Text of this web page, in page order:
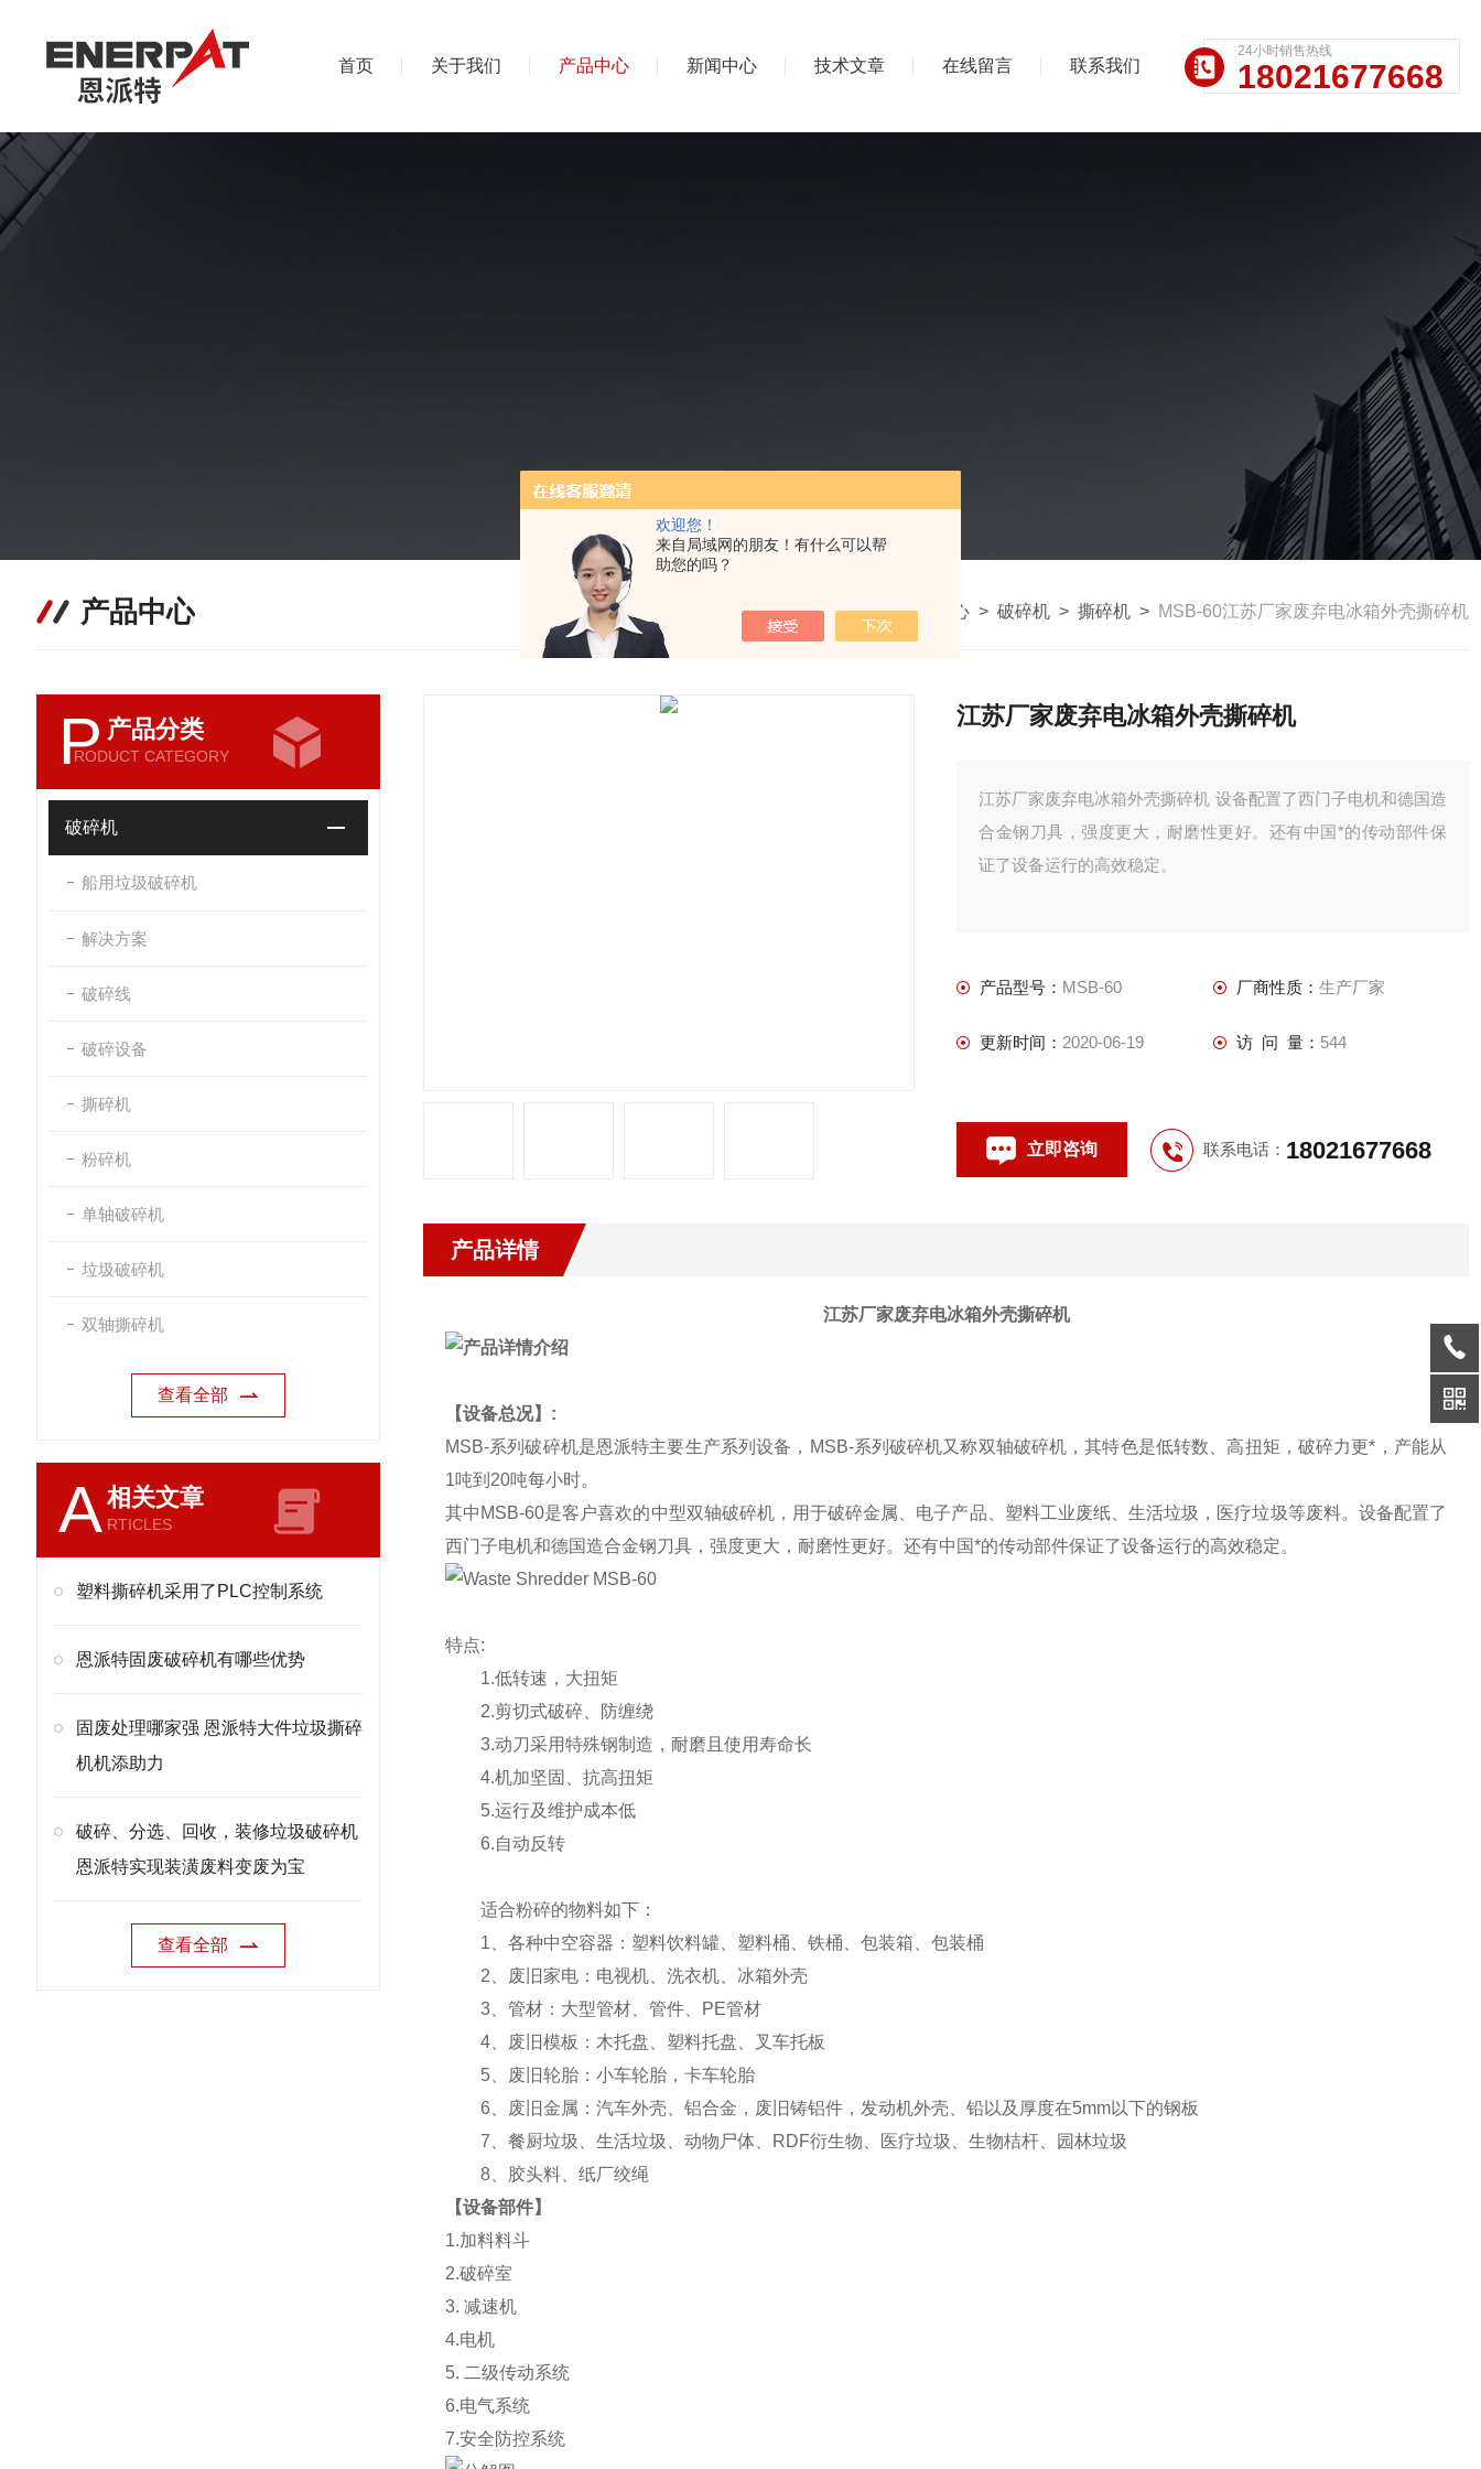
欢迎您！
来自局域网的朋友！有什么可以帮
助您的吗？
首页 关于我们 产品中心 新闻中心 技术文章 在线留言 联系我们
24小时销售热线
18021677668
产品中心 我的位置：首页>产品中心 > 破碎机 > 撕碎机 > MSB-60江苏厂家废弃电冰箱外壳撕碎机
P 产品分类
RODUCT CATEGORY
破碎机
船用垃圾破碎机
解决方案
破碎线
破碎设备
撕碎机
粉碎机
单轴破碎机
垃圾破碎机
双轴撕碎机
查看全部
A相关文章
RTICLES
塑料撕碎机采用了PLC控制系统
恩派特固废破碎机有哪些优势
固废处理哪家强 恩派特大件垃圾撕碎
机机添助力
破碎、分选、回收，装修垃圾破碎机
恩派特实现装潢废料变废为宝
查看全部
江苏厂家废弃电冰箱外壳撕碎机
江苏厂家废弃电冰箱外壳撕碎机 设备配置了西门子电机和德国造
合金钢刀具，强度更大，耐磨性更好。还有中国*的传动部件保
证了设备运行的高效稳定。
产品型号： MSB-60 厂商性质： 生产厂家
更新时间： 2020-06-19 访 问 量： 544
立即咨询 联系电话： 18021677668
产品详情
江苏厂家废弃电冰箱外壳撕碎机
【设备总况】 :
MSB-系列破碎机是恩派特主要生产系列设备， MSB-系列破碎机又称双轴破碎机，其特色是低转数、高扭矩，破碎力更*，产能从
1吨到 20吨每小时。
其中 MSB-60是客户喜欢的中型双轴破碎机，用于破碎金属、电子产品、塑料工业废纸、生活垃圾 ，医疗垃圾等废料。 设备配置了
西门子电机和德国造合金钢刀具，强度更大，耐磨性更好。 还有中国*的传动部件保证了设备运行的高效稳定。
特点:
1.低转速，大扭矩
2.剪切式破碎、防缠绕
3.动刀采用特殊钢制造，耐磨且使用寿命长
4.机加坚固、抗高扭矩
5.运行及维护成本低
6.自动反转
适合粉碎的物料如下：
1、各种中空容器：塑料饮料罐、塑料桶、铁桶、包装箱、包装桶
2、废旧家电：电视机、洗衣机、冰箱外壳
3、管材：大型管材、管件、PE管材
4、废旧模板：木托盘、塑料托盘、叉车托板
5、废旧轮胎：小车轮胎，卡车轮胎
6、废旧金属：汽车外壳、铝合金，废旧铸铝件，发动机外壳、铅以及厚度在5mm以下的钢板
7、餐厨垃圾、生活垃圾、动物尸体、RDF衍生物、医疗垃圾、生物桔杆、园林垃圾
8、胶头料、纸厂绞绳
【设备部件】
1.加料料斗
2.破碎室
3. 减速机
4.电机
5. 二级传动系统
6.电气系统
7.安全防控系统